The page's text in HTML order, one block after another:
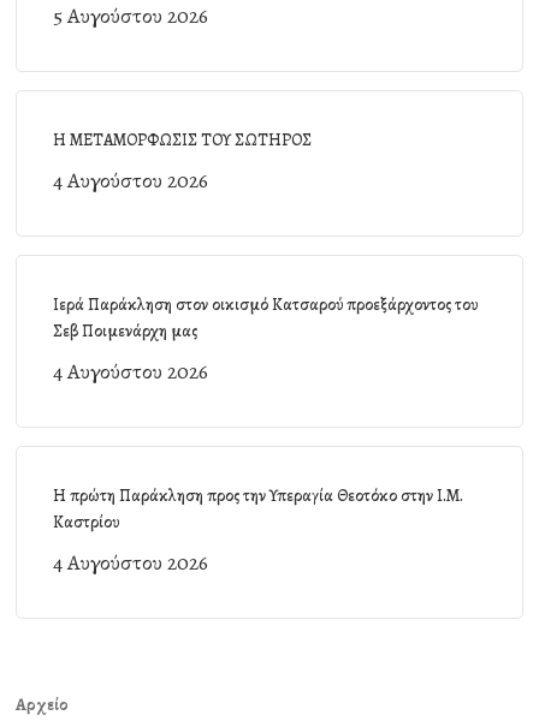
5 Αυγούστου 2026
Η ΜΕΤΑΜΟΡΦΩΣΙΣ ΤΟΥ ΣΩΤΗΡΟΣ
4 Αυγούστου 2026
Ιερά Παράκληση στον οικισμό Κατσαρού προεξάρχοντος του
Σεβ Ποιμενάρχη μας
4 Αυγούστου 2026
Η πρώτη Παράκληση προς την Υπεραγία Θεοτόκο στην Ι.Μ.
Καστρίου
4 Αυγούστου 2026
Αρχείο